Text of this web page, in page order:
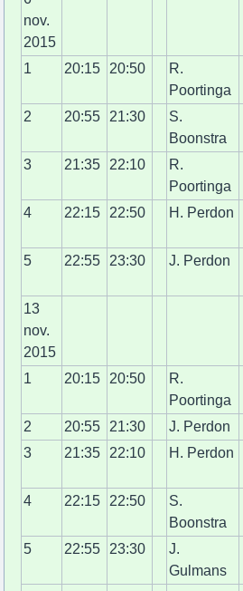
nov.
2015
1
20:15 20:50
R.
Poortinga
2 20:55 21:30
S.
Boonstra
3 21:35 22:10
R.
Poortinga
4 22:15 22:50 H. Perdon
5 22:55 23:30 J. Perdon
13
nov.
2015
1
20:15 20:50
R.
Poortinga
2 20:55 21:30 J. Perdon
3
21:35 22:10 H. Perdon
4 22:15 22:50
S.
Boonstra
5 22:55 23:30
J.
Gulmans